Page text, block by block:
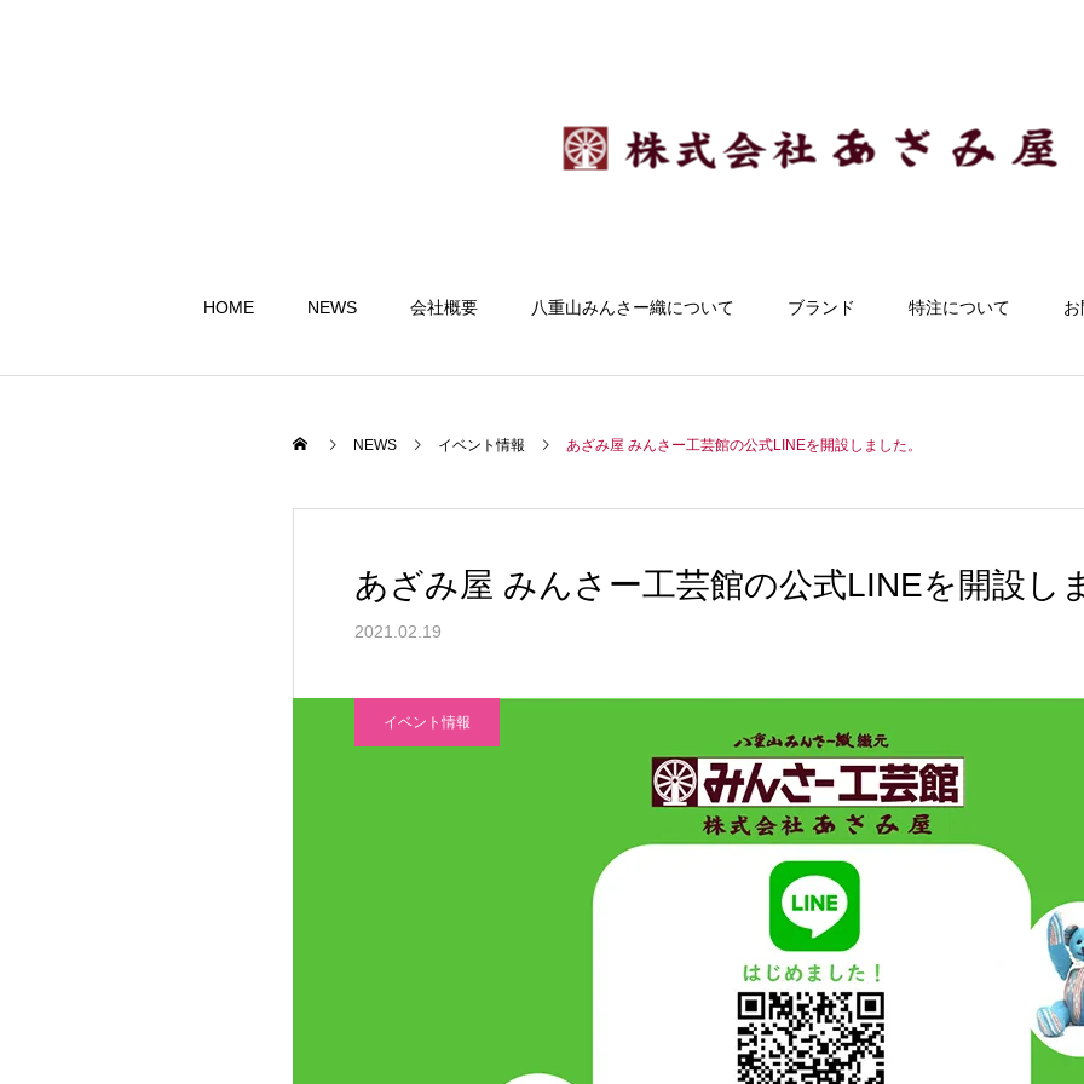
HOME NEWS 会社概要 八重山みんさー織について ブランド 特注について
NEWS イベント情報 あざみ屋 みんさー工芸館の公式LINEを開設しました。
あざみ屋 みんさー工芸館の公式LINEを開設し
2021.02.19
イベント情報